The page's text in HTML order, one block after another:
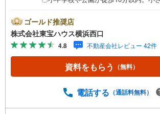
など室内設備も充実しておりますーー
キャンペーン対象店舗ーーーー当店で
yPayボーナスライトがもらえる「
成約キャンペーン」の対象になります
「見学予約をする」ボタンからお問い
ずYahoo！ JAPAN IDでログインして
与日から60日です。ーーーーーーーー
ゴールド推奨店
株式会社東宝ハウス横浜西口
4.8 不動産会社レビュー 42件
資料をもらう （無料）
電話する （通話料無料）